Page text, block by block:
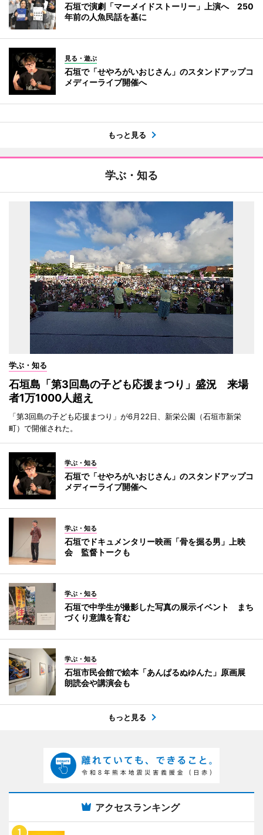
石垣で演劇「マーメイドストーリー」上演へ 250
年前の人魚民話を基に
見る・遊ぶ
石垣で「せやろがいおじさん」のスタンドアップコ
メディーライブ開催へ
もっと見る
学ぶ・知る
学ぶ・知る
石垣島「第3回島の子ども応援まつり」盛況 来場
者1万1000人超え
「第3回島の子ども応援まつり」が6月22日、新栄公園（石垣市新栄
町）で開催された。
学ぶ・知る
石垣で「せやろがいおじさん」のスタンドアップコ
メディーライブ開催へ
学ぶ・知る
石垣でドキュメンタリー映画「骨を掘る男」上映
会 監督トークも
学ぶ・知る
石垣で中学生が撮影した写真の展示イベント まち
づくり意識を育む
学ぶ・知る
石垣市民会館で絵本「あんぱるぬゆんた」原画展
朗読会や講演会も
もっと見る
アクセスランキング